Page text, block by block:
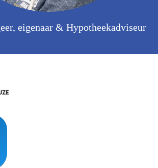
eigenaar & Hypotheekadviseur